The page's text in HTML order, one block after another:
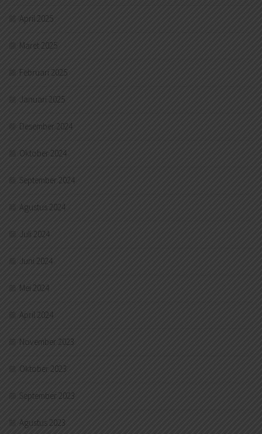
April 2025
Maret 2025
Februari 2025
Januari 2025
Desember 2024
Oktober 2024
September 2024
Agustus 2024
Juli 2024
Juni 2024
Mei 2024
April 2024
November 2023
Oktober 2023
September 2023
Agustus 2023